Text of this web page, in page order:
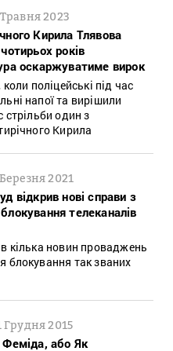
2023
Кирила Тлявова
років
оскаржуватиме вирок
поліцейські під час
напої та вирішили
стрільби один з
Кирила
2021
відкрив нові справи з
телеканалів
кілька новин проваджень
блокування так званих
Грудня 2015
Феміда, або Як